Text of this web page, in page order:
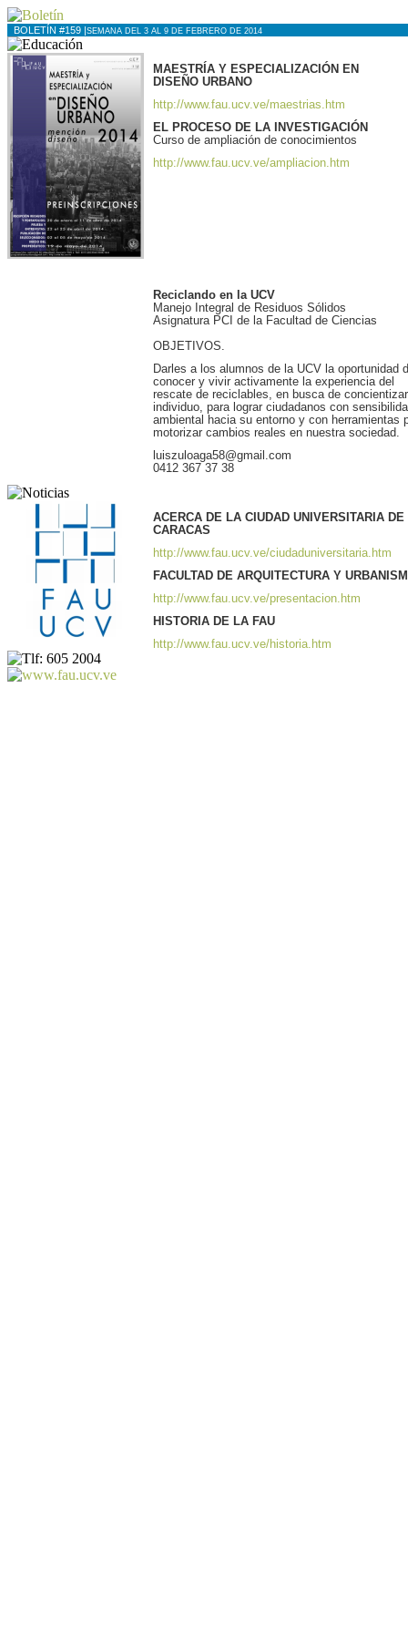
BOLETÍN #159 |SEMANA DEL 3 AL 9 DE FEBRERO DE 2014
MAESTRÍA Y ESPECIALIZACIÓN EN
DISEÑO URBANO
http://www.fau.ucv.ve/maestrias.htm
EL PROCESO DE LA INVESTIGACIÓN
Curso de ampliación de conocimientos
http://www.fau.ucv.ve/ampliacion.htm
Reciclando en la UCV
Manejo Integral de Residuos Sólidos
Asignatura PCI de la Facultad de Ciencias
OBJETIVOS.
Darles a los alumnos de la UCV la oportunidad
conocer y vivir activamente la experiencia del
rescate de reciclables, en busca de
individuo, para lograr ciudadanos con
ambiental hacia su entorno y con herramientas
motorizar cambios reales en nuestra sociedad.
luiszuloaga58@gmail.com
0412 367 37 38
ACERCA DE LA CIUDAD UNIVERSITARIA DE
CARACAS
http://www.fau.ucv.ve/ciudaduniversitaria.htm
FACULTAD DE ARQUITECTURA Y
http://www.fau.ucv.ve/presentacion.htm
HISTORIA DE LA FAU
http://www.fau.ucv.ve/historia.htm